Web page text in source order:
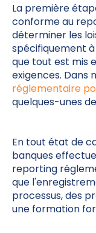
La première
conforme au
déterminer les
spécifiquement
que tout est mis
exigences. Dans
réglementaire
quelques-unes
En tout état de
banques
reporting
que
processus, des
une formation